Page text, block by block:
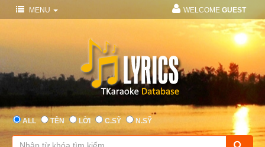
MENU WELCOME GUEST
ALL TÊN LỜI C.SỸ N.SỸ